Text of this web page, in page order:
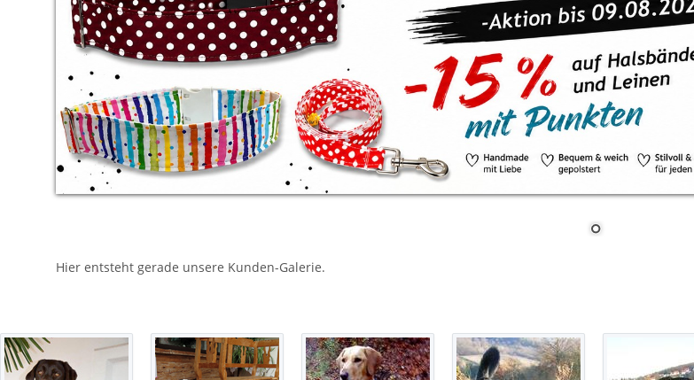
Hier entsteht gerade unsere Kunden-Galerie.